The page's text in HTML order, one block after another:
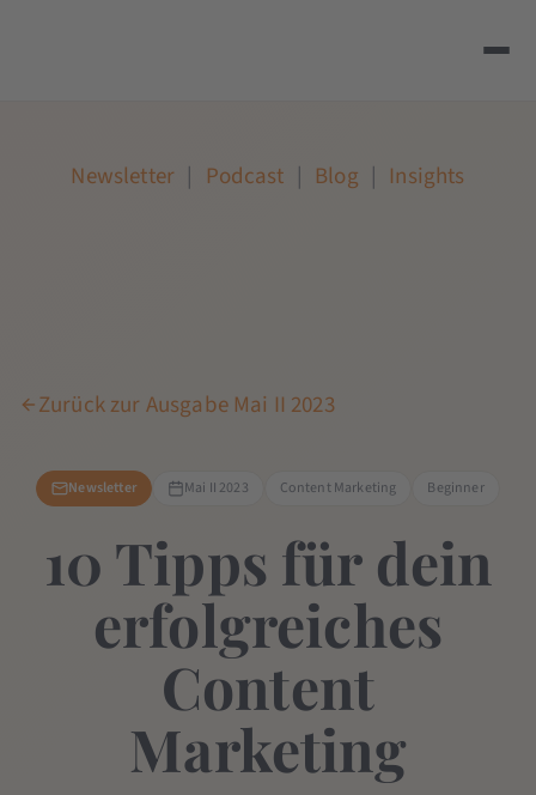
Newsletter | Podcast | Blog | Insights
Zurück zur Ausgabe Mai II 2023
Newsletter Mai II 2023 Content Marketing Beginner
10 Tipps für dein
erfolgreiches
Content
Marketing